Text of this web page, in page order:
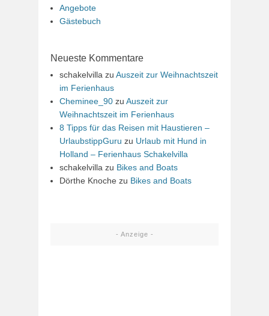
Angebote
Gästebuch
Neueste Kommentare
schakelvilla zu Auszeit zur Weihnachtszeit
im Ferienhaus
Cheminee_90 zu Auszeit zur
Weihnachtszeit im Ferienhaus
8 Tipps für das Reisen mit Haustieren –
UrlaubstippGuru zu Urlaub mit Hund in
Holland – Ferienhaus Schakelvilla
schakelvilla zu Bikes and Boats
Dörthe Knoche zu Bikes and Boats
- Anzeige -